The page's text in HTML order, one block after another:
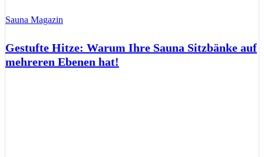
Sauna Magazin
Gestufte Hitze: Warum Ihre Sauna Sitzbänke auf
mehreren Ebenen hat!